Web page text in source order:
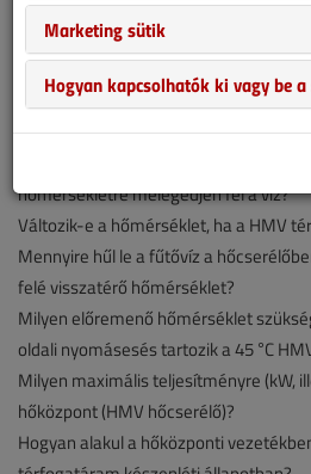
A következő követelmények
Eléri-e a használati melegvíz-
hőmérsékletre melegedjen fel a víz?
Változik-e a hőmérséklet, ha a HMV
Mennyire hűl le a fűtővíz a
felé visszatérő hőmérséklet?
Milyen előremenő hőmérséklet
oldali nyomásesés tartozik a 45 °C
Milyen maximális teljesítményre (kW,
hőközpont (HMV hőcserélő)?
Hogyan alakul a hőközponti
Marketing sütik
Hogyan kapcsolhatók ki vagy be